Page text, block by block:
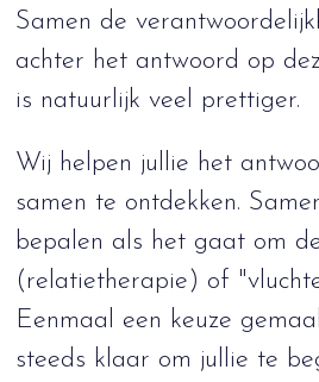
Samen de
achter het antwoord op
is natuurlijk veel prettiger.
Wij helpen jullie het
samen te ontdekken.
bepalen als het gaat om
(relatietherapie) of
Eenmaal een keuze
steeds klaar om jullie te